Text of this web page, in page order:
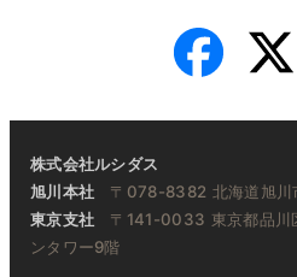
株式会社ルシダス
旭川本社 〒078-8382 北海道旭川
東京支社 〒141-0033 東京都品川
ンタワー9階